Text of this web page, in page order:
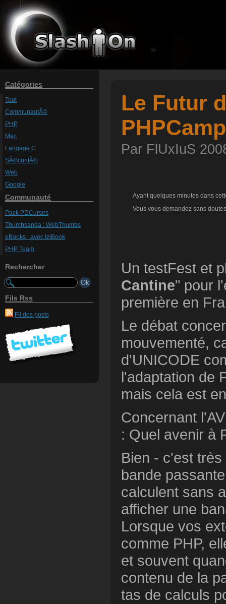
Catégories
Tout
CommunautÃ©
PHP
Mac
Langage C
SÃ©curitÃ©
Web
Google
Communauté
Pack PDCurses
Thumbsanda : WebThumbs
eBooks : avec IziBook
PHP Team
Rechercher
Fils Rss
Fil des posts
Le Futur
PHPCamp
Par FlUxIuS
Ayant quelques minutes dans
Vous vous demandez sans
Un testFest et
Cantine" pour
première en
Le débat
mouvementé,
d'UNICODE
l'adaptation de
mais cela est
Concernant
: Quel avenir à
Bien - c'est
bande
calculent sans
afficher une
Lorsque vos
comme PHP,
et souvent
contenu de la
tas de calculs